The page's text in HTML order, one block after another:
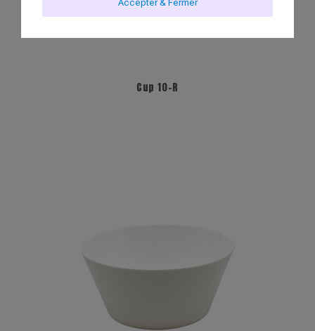
Cup 10-R
Accepter & Fermer